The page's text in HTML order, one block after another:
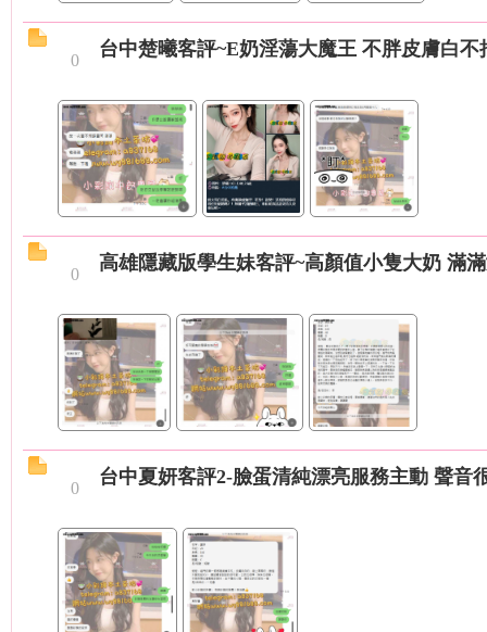
0
台中楚曦客評~E奶淫蕩大魔王 不胖皮膚白
0
高雄隱藏版學生妹客評~高顏值小隻大奶 滿
0
台中夏妍客評2-臉蛋清純漂亮服務主動 聲音